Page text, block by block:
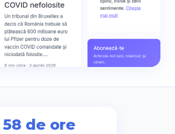
58 de ore